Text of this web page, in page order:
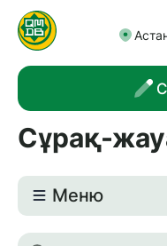
Сұрақ-
Meню